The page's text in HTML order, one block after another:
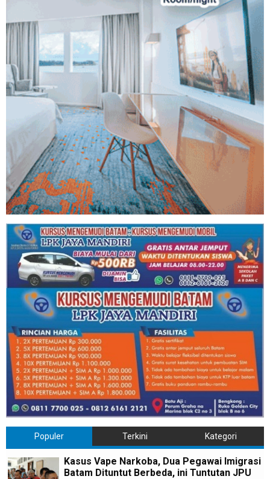
Populer Terkini Kategori
Kasus Vape Narkoba, Dua Pegawai Imigrasi
Batam Dituntut Berbeda, ini Tuntutan JPU